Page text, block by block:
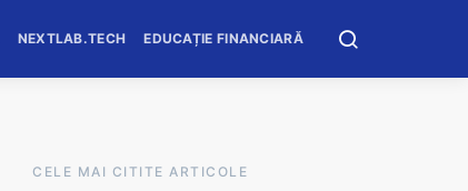
NEXTLAB.TECH EDUCAȚIE FINANCIARĂ
CELE MAI CITITE ARTICOLE